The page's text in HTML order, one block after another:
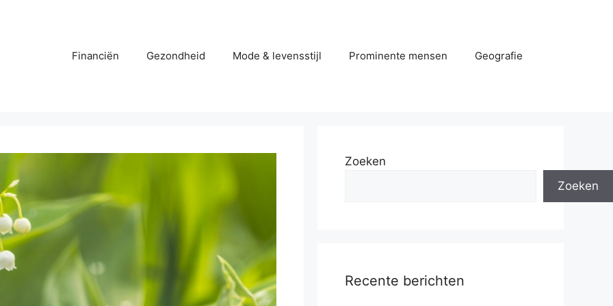
Financiën Gezondheid Mode & levensstijl Prominente mensen Geografie
Zoeken
Zoeken
Recente berichten